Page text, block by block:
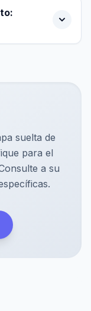
suelta de
para el
a su